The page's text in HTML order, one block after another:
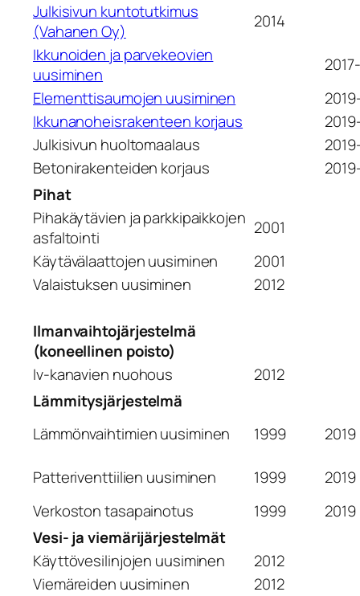
Julkisivun kuntotutkimus
(Vahanen Oy)
2014
Ikkunoiden ja parvekeovien
uusiminen
Elementtisaumojen uusiminen
Ikkunanoheisrakenteen korjaus
Julkisivun huoltomaalaus
Betonirakenteiden korjaus
Pihat
Pihakäytävien ja parkkipaikkojen
asfaltointi
2001
Käytävälaattojen uusiminen
2001
Valaistuksen uusiminen
2012
Ilmanvaihtojärjestelmä
(koneellinen poisto)
Iv-kanavien nuohous
2012
Lämmitysjärjestelmä
Lämmönvaihtimien uusiminen
1999 2019
Patteriventtiilien uusiminen 1999
2019
Verkoston tasapainotus
1999
2019
Vesi- ja viemärijärjestelmät
Käyttövesilinjojen uusiminen
2012
Viemäreiden uusiminen
2012